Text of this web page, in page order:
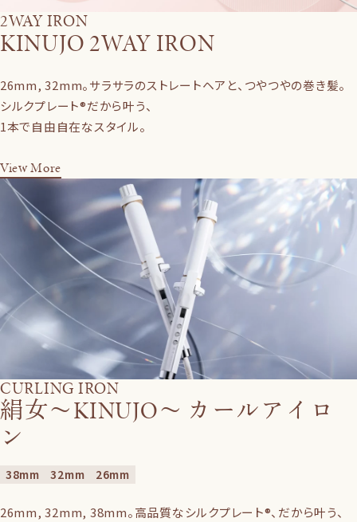
2WAY IRON
KINUJO 2WAY IRON
26mm, 32mm。サラサラのストレートヘアと、つやつやの巻き髪。
シルクプレート®だから叶う、
1本で自由自在なスタイル。
View More
CURLING IRON
絹女〜KINUJO〜 カールアイロ
ン
38mm 32mm 26mm
26mm, 32mm, 38mm。高品質なシルクプレート®、だから叶う、